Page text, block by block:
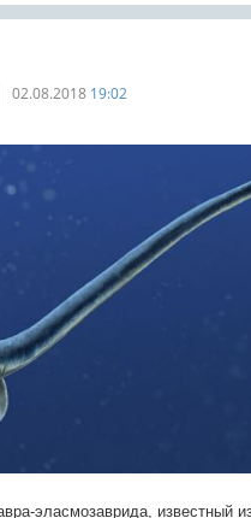
02.08.2018 19:02
эласмозаврида, известный